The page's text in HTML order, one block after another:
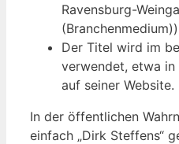
Ravensburg-
(Branchenmedium))
Der Titel wird im
verwendet, etwa in
auf seiner Website.
In der öffentlichen
einfach „Dirk Steffens“